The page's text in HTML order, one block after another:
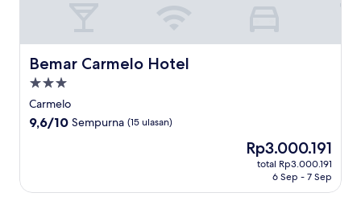
Bemar Carmelo Hotel
Bemar Carmelo Hotel
Properti
bintang
3.0
Carmelo
9.6
ulasan)
9,6/10 Sempurna (15 ulasan)
Harga
sekarang
Rp3.000.191
Rp3.000.191
total Rp3.000.191
6 Sep - 7 Sep